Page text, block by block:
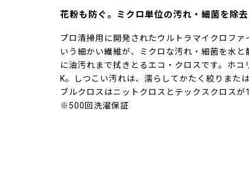
花粉も防ぐ。ミクロ単位の汚れ・細菌を除去
プロ清掃用に開発されたウルトラマイクロフ
いう細かい繊維が、ミクロな汚れ・細菌を水
に油汚れまで拭きとるエコ・クロスです。ホ
K。しつこい汚れは、濡らしてかたく絞りまた
ブルクロスはニットクロスとテックスクロスが
※500回洗濯保証